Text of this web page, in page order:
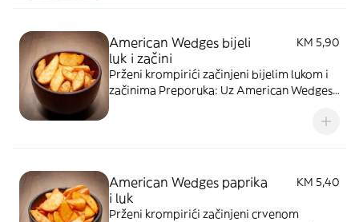
American Wedges bijeli
luk i začini
KM 5,90
Prženi krompirići začinjeni bijelim lukom i
začinima Preporuka: Uz American Wedges
American Wedges paprika
i luk
KM 5,40
Prženi krompirići začinjeni crvenom